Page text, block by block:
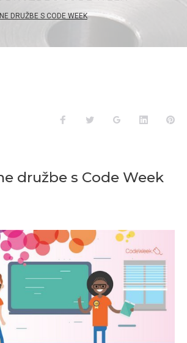
DRUŽBE S CODE WEEK
FacebookTwitter Google+LinkedIn
družbe s Code Week